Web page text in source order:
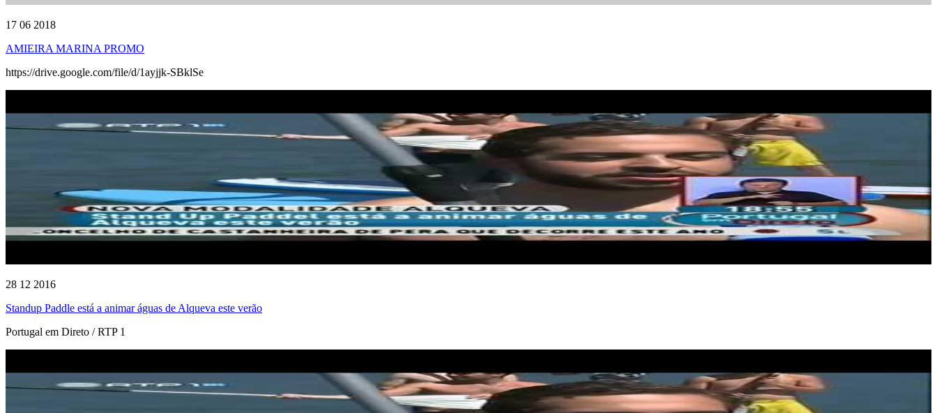
17 06 2018
AMIEIRA MARINA PROMO
https://drive.google.com/file/d/1ayjjk-SBklSe
28 12 2016
Standup Paddle está a animar águas de Alqueva este verão
Portugal em Direto / RTP 1